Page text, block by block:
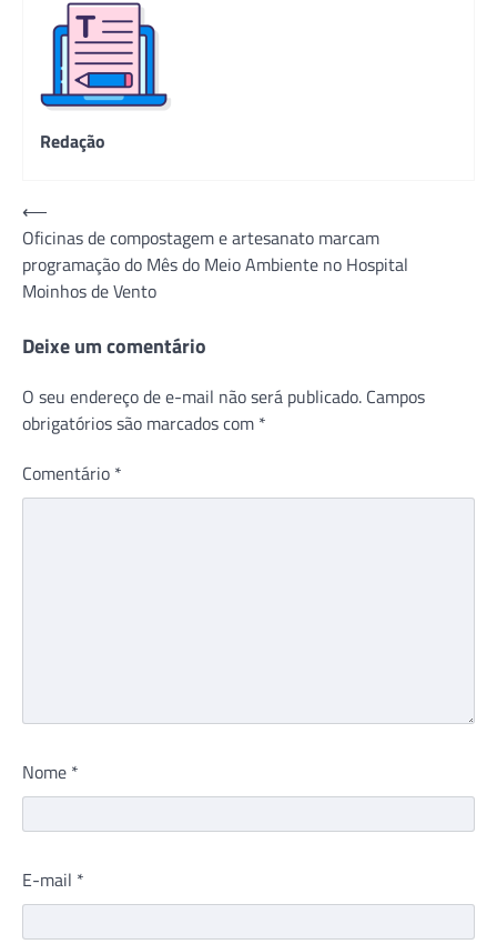
Redação
Navegação
de
Post
⟵
Oficinas de compostagem e artesanato marcam
programação do Mês do Meio Ambiente no Hospital
Moinhos de Vento
Deixe um comentário
O seu endereço de e-mail não será publicado. Campos
obrigatórios são marcados com *
Comentário *
Nome *
E-mail *